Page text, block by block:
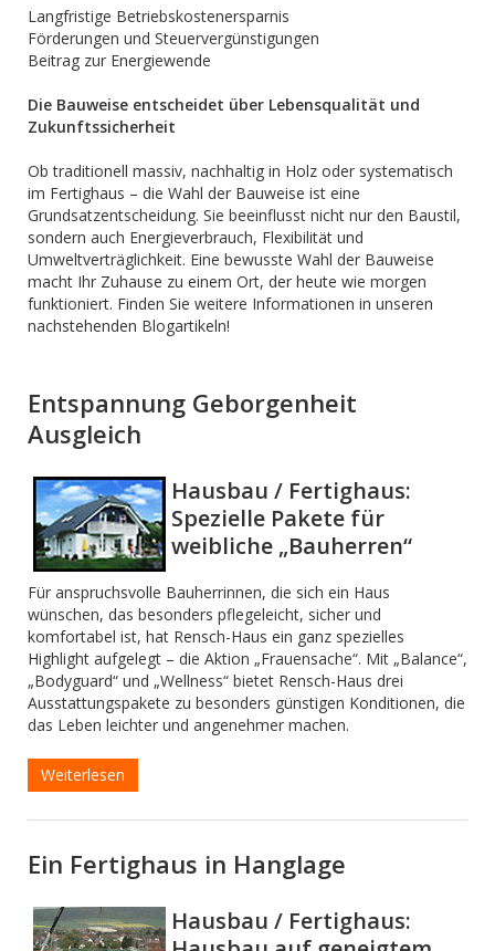
Langfristige Betriebskostenersparnis
Förderungen und Steuervergünstigungen
Beitrag zur Energiewende
Die Bauweise entscheidet über Lebensqualität und
Zukunftssicherheit
Ob traditionell massiv, nachhaltig in Holz oder systematisch
im Fertighaus – die Wahl der Bauweise ist eine
Grundsatzentscheidung. Sie beeinflusst nicht nur den Baustil,
sondern auch Energieverbrauch, Flexibilität und
Umweltverträglichkeit. Eine bewusste Wahl der Bauweise
macht Ihr Zuhause zu einem Ort, der heute wie morgen
funktioniert. Finden Sie weitere Informationen in unseren
nachstehenden Blogartikeln!
Entspannung Geborgenheit
Ausgleich
Hausbau / Fertighaus:
Spezielle Pakete für
weibliche „Bauherren“
Für anspruchsvolle Bauherrinnen, die sich ein Haus
wünschen, das besonders pflegeleicht, sicher und
komfortabel ist, hat Rensch-Haus ein ganz spezielles
Highlight aufgelegt – die Aktion „Frauensache“. Mit „Balance“,
„Bodyguard“ und „Wellness“ bietet Rensch-Haus drei
Ausstattungspakete zu besonders günstigen Konditionen, die
das Leben leichter und angenehmer machen.
Weiterlesen
Ein Fertighaus in Hanglage
Hausbau / Fertighaus: